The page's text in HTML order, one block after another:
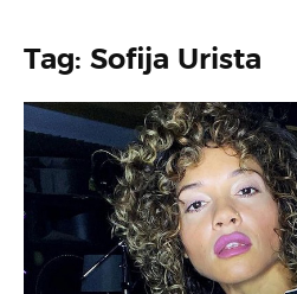
Tag: Sofija Urista